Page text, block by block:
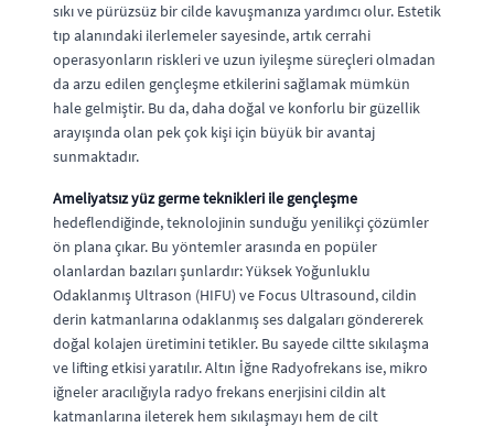
sıkı ve pürüzsüz bir cilde kavuşmanıza yardımcı olur. Estetik
tıp alanındaki ilerlemeler sayesinde, artık cerrahi
operasyonların riskleri ve uzun iyileşme süreçleri olmadan
da arzu edilen gençleşme etkilerini sağlamak mümkün
hale gelmiştir. Bu da, daha doğal ve konforlu bir güzellik
arayışında olan pek çok kişi için büyük bir avantaj
sunmaktadır.
Ameliyatsız yüz germe teknikleri ile gençleşme
hedeflendiğinde, teknolojinin sunduğu yenilikçi çözümler
ön plana çıkar. Bu yöntemler arasında en popüler
olanlardan bazıları şunlardır: Yüksek Yoğunluklu
Odaklanmış Ultrason (HIFU) ve Focus Ultrasound, cildin
derin katmanlarına odaklanmış ses dalgaları göndererek
doğal kolajen üretimini tetikler. Bu sayede ciltte sıkılaşma
ve lifting etkisi yaratılır. Altın İğne Radyofrekans ise, mikro
iğneler aracılığıyla radyo frekans enerjisini cildin alt
katmanlarına ileterek hem sıkılaşmayı hem de cilt